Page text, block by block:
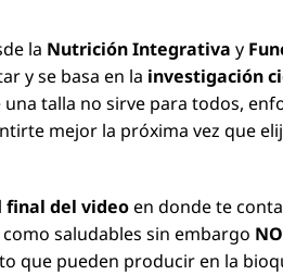
la Nutrición Integrativa y
y se basa en la investigación
talla no sirve para todos,
mejor la próxima vez que
final del videoen donde te
saludables sin embargo NO
que pueden producir en la